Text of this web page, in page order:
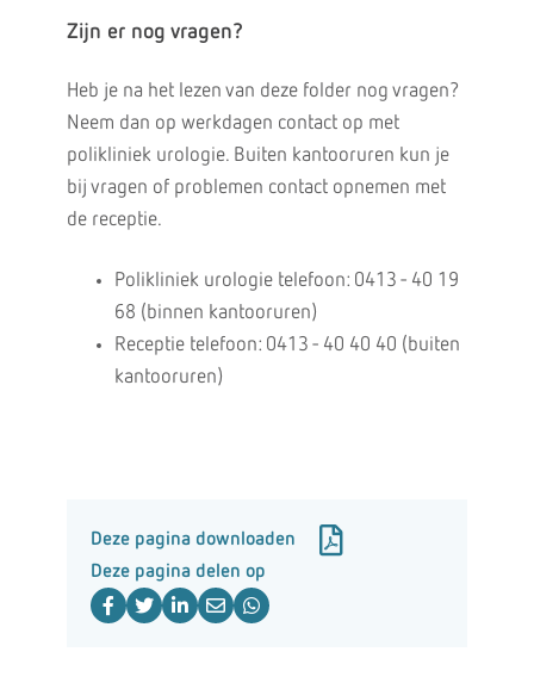
Zijn er nog vragen?
Heb je na het lezen van deze folder nog vragen?
Neem dan op werkdagen contact op met
polikliniek urologie. Buiten kantooruren kun je
bij vragen of problemen contact opnemen met
de receptie.
Polikliniek urologie telefoon: 0413 - 40 19
68 (binnen kantooruren)
Receptie telefoon: 0413 - 40 40 40 (buiten
kantooruren)
Deze pagina downloaden
Deze pagina delen op